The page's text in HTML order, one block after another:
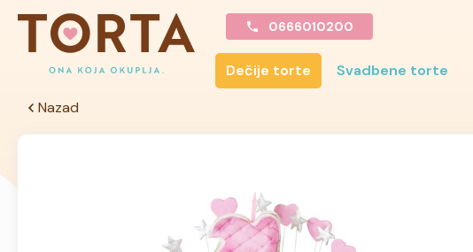
0666010200
Dečije torte Svadbene torte
Nazad